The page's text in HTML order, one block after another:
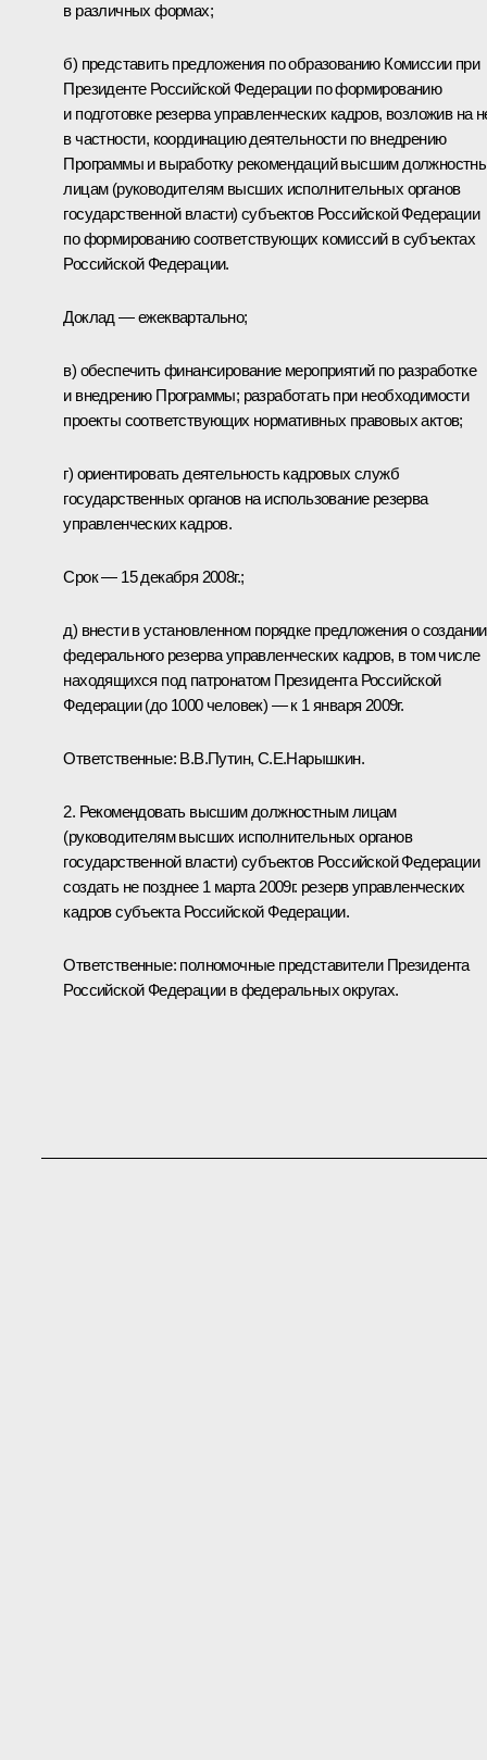
в различных формах;
б) представить предложения по образованию Комиссии при
Президенте Российской Федерации по формированию
и подготовке резерва управленческих кадров, возложив на
в частности, координацию деятельности по внедрению
Программы и выработку рекомендаций высшим
лицам (руководителям высших исполнительных органов
государственной власти) субъектов Российской Федерации
по формированию соответствующих комиссий в субъектах
Российской Федерации.
Доклад — ежеквартально;
в) обеспечить финансирование мероприятий по разработке
и внедрению Программы; разработать при необходимости
проекты соответствующих нормативных правовых актов;
г) ориентировать деятельность кадровых служб
государственных органов на использование резерва
управленческих кадров.
Срок — 15 декабря 2008г.;
д) внести в установленном порядке предложения о создании
федерального резерва управленческих кадров, в том числе
находящихся под патронатом Президента Российской
Федерации (до 1000 человек) — к 1 января 2009г.
Ответственные: В.В.Путин, С.Е.Нарышкин.
2. Рекомендовать высшим должностным лицам
(руководителям высших исполнительных органов
государственной власти) субъектов Российской Федерации
создать не позднее 1 марта 2009г. резерв управленческих
кадров субъекта Российской Федерации.
Ответственные: полномочные представители Президента
Российской Федерации в федеральных округах.